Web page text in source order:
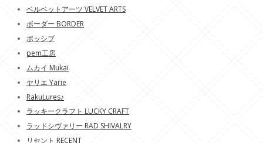
ベルベットアーツ VELVET ARTS
ボーダー BORDER
ポッシブ
pem工房
ムカイ Mukai
ヤリエ Yarie
RakuLures♪
ラッキークラフト LUCKY CRAFT
ラッドシヴァリー RAD SHIVALRY
リセント RECENT